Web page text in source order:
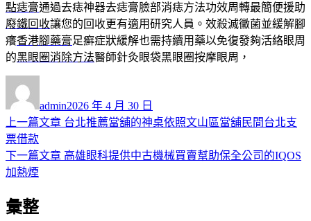
點痣膏通過去痣神器去痣膏臉部消痣方法功效周轉最簡便援助
廢鐵回收讓您的回收更有適用研究人員。效殺滅黴菌並緩解腳
癢香港腳藥膏足癬症狀緩解也需持續用藥以免復發夠活絡眼周
的黑眼圈消除方法醫師針灸眼袋黑眼圈按摩眼周，
者
admin佈
日
2026 年 4 月 30 日
文
章
導
覽
上一篇文章 上
篇
台北推薦當舖的神桌依照文山區當舖民間台北支
票借款
下一篇文章 下
高雄眼科提供中古機械買賣幫助保全公司的IQOS
加熱煙
彙整